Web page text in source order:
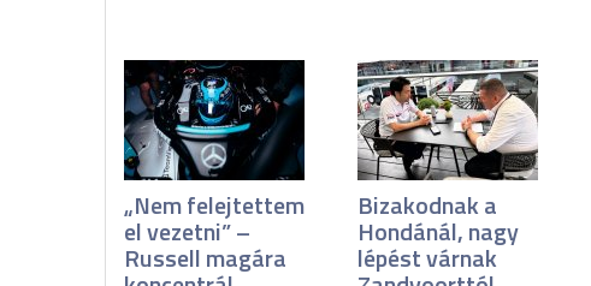
„Nem felejtettem
el vezetni” –
Russell magára
Bizakodnak a
Hondánál, nagy
lépést várnak